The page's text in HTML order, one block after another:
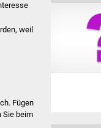
weil
Fügen
Sie beim